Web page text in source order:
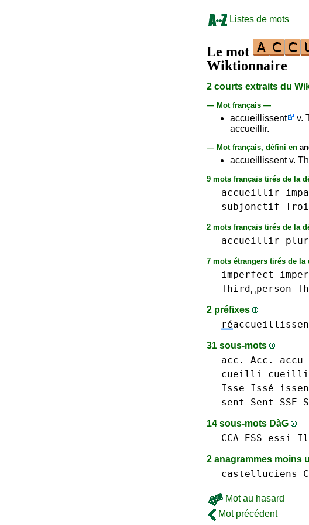
Listes de mots
Le mot
Wiktionnaire
2 courts extraits du
— Mot français —
accueillissent
v.
accueillir.
— Mot français, défini en
accueillissent v.
9 mots français tirés de la
accueillir
subjonctif
2 mots français tirés de la
accueillir
7 mots étrangers tirés de
imperfect
Third␣person
2 préfixes
ré
31 sous-mots
acc. Acc. accu
cueilli
Isse Issé
sent Sent
SSE
14 sous-mots DàG
CCA ESS essi
2 anagrammes moins
castelluciens
Mot au hasard
Mot précédent